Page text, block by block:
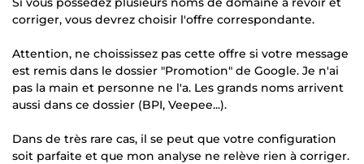
corriger, vous devrez choisir l'offre correspondante.
Attention, ne choississez pas cette offre si votre message
est remis dans le dossier "Promotion" de Google. Je n'ai
pas la main et personne ne l'a. Les grands noms arrivent
aussi dans ce dossier (BPI, Veepee...).
Dans de très rare cas, il se peut que votre configuration
soit parfaite et que mon analyse ne relève rien à corriger.